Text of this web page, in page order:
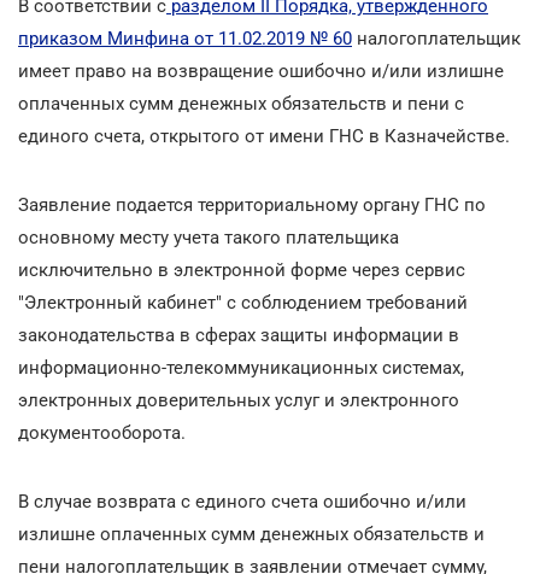
В соответствии с разделом II Порядка, утвержденного
приказом Минфина от 11.02.2019 № 60 налогоплательщик
имеет право на возвращение ошибочно и/или излишне
оплаченных сумм денежных обязательств и пени с
единого счета, открытого от имени ГНС в Казначействе.
Заявление подается территориальному органу ГНС по
основному месту учета такого плательщика
исключительно в электронной форме через сервис
"Электронный кабинет" с соблюдением требований
законодательства в сферах защиты информации в
информационно-телекоммуникационных системах,
электронных доверительных услуг и электронного
документооборота.
В случае возврата с единого счета ошибочно и/или
излишне оплаченных сумм денежных обязательств и
пени налогоплательщик в заявлении отмечает сумму,